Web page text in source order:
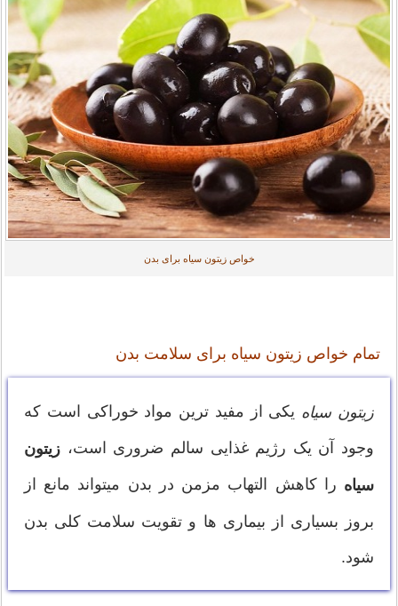
خواص زیتون سیاه برای بدن
تمام خواص زیتون سیاه برای سلامت بدن
زیتون سیاه یکی از مفید ترین مواد خوراکی است که
وجود آن یک رژیم غذایی سالم ضروری است،زیتون
سیاه را کاهش التهاب مزمن در بدن میتواند مانع از
بروز بسیاری از بیماری ها و تقویت سلامت کلی بدن
شود.